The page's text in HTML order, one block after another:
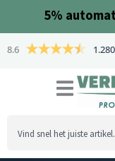
inhoud
5%
8.6